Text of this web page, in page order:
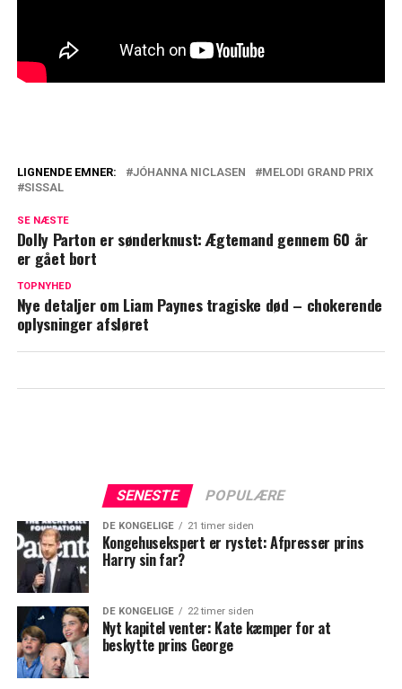
Johnny Madsen afviste blankt: Ville ikke
LIGNENDE EMNER: JÓHANNA NICLASEN
MELODI GRAND PRIX
SISSAL
SE NÆSTE
Dolly Parton er sønderknust: Ægtemand gennem 60 år
er gået bort
TOPNYHED
Nye detaljer om Liam Paynes tragiske død – chokerende
oplysninger afsløret
SENESTE POPULÆRE
DE KONGELIGE 21 timer siden
Kongehusekspert er rystet: Afpresser prins
Harry sin far?
DE KONGELIGE 22 timer siden
Nyt kapitel venter: Kate kæmper for at
beskytte prins George